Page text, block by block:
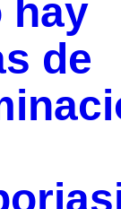
hay
de